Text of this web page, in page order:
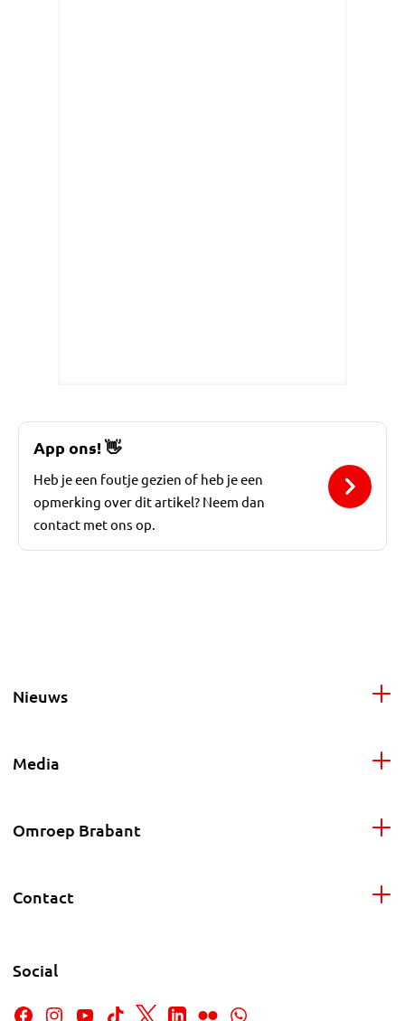
App ons!👋
Heb je een foutje gezien of heb je een
opmerking over dit artikel? Neem dan
contact met ons op.
Nieuws
Media
Omroep Brabant
Contact
Social